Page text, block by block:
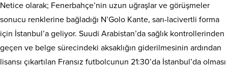
Netice olarak; Fenerbahçe’nin uzun uğraşlar ve görüşmeler
sonucu renklerine bağladığı N’Golo Kante, sarı-lacivertli forma
için İstanbul’a geliyor. Suudi Arabistan’da sağlık kontrollerinden
geçen ve belge sürecindeki aksaklığın giderilmesinin ardından
lisansı çıkartılan Fransız futbolcunun 21:30’da İstanbul’da olması